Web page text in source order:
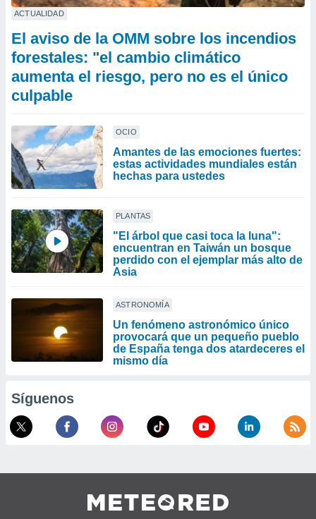
ACTUALIDAD
El aviso de la OMM sobre los incendios
forestales: "el cambio climático
aumenta el riesgo, pero no es el único
culpable
OCIO
Amantes de las emociones fuertes:
estas actividades mundiales están
hechas para ustedes
PLANTAS
"El árbol que casi toca la luna":
encuentran en Taiwán un bosque
perdido con el ejemplar más alto de
Asia
ASTRONOMÍA
Un fenómeno astronómico único
provocará que un pequeño pueblo
de España tenga dos atardeceres el
mismo día
Síguenos